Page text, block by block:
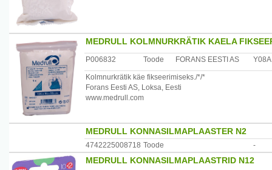
MEDRULL KOLMNURKRÄTIK KAELA
P006832 Toode FORANS EESTI AS
Kolmnurkrätik käe fikseerimiseks./*/*
Forans Eesti AS, Loksa, Eesti
www.medrull.com
MEDRULL KONNASILMAPLAASTER N2
4742225008718 Toode -
MEDRULL KONNASILMAPLAASTRID N12